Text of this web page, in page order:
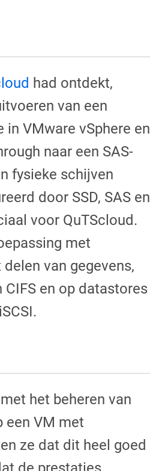
had ontdekt,
van een
in VMware vSphere en
naar een SAS-
fysieke schijven
door SSD, SAS en
voor QuTScloud.
met
van gegevens,
en op datastores
het beheren van
een VM met
ze dat dit heel goed